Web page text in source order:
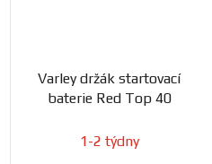
Varley držák startovací
baterie Red Top 40
1-2 týdny